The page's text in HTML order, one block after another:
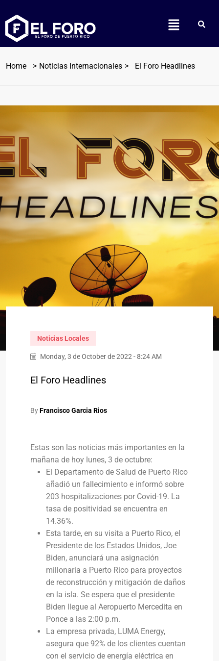
Home Noticias Internacionales El Foro Headlines
Noticias Locales
Monday, 3 de October de 2022 - 8:24 AM
El Foro Headlines
ByFrancisco Garcia Rios
Estas son las noticias más importantes en la
mañana de hoy lunes, 3 de octubre:
El Departamento de Salud de Puerto Rico
añadió un fallecimiento e informó sobre
203 hospitalizaciones por Covid-19. La
tasa de positividad se encuentra en
14.36%.
Esta tarde, en su visita a Puerto Rico, el
Presidente de los Estados Unidos, Joe
Biden, anunciará una asignación
millonaria a Puerto Rico para proyectos
de reconstrucción y mitigación de daños
en la isla. Se espera que el presidente
Biden llegue al Aeropuerto Mercedita en
Ponce a las 2:00 p.m.
La empresa privada, LUMA Energy,
asegura que 92% de los clientes cuentan
con el servicio de energía eléctrica en